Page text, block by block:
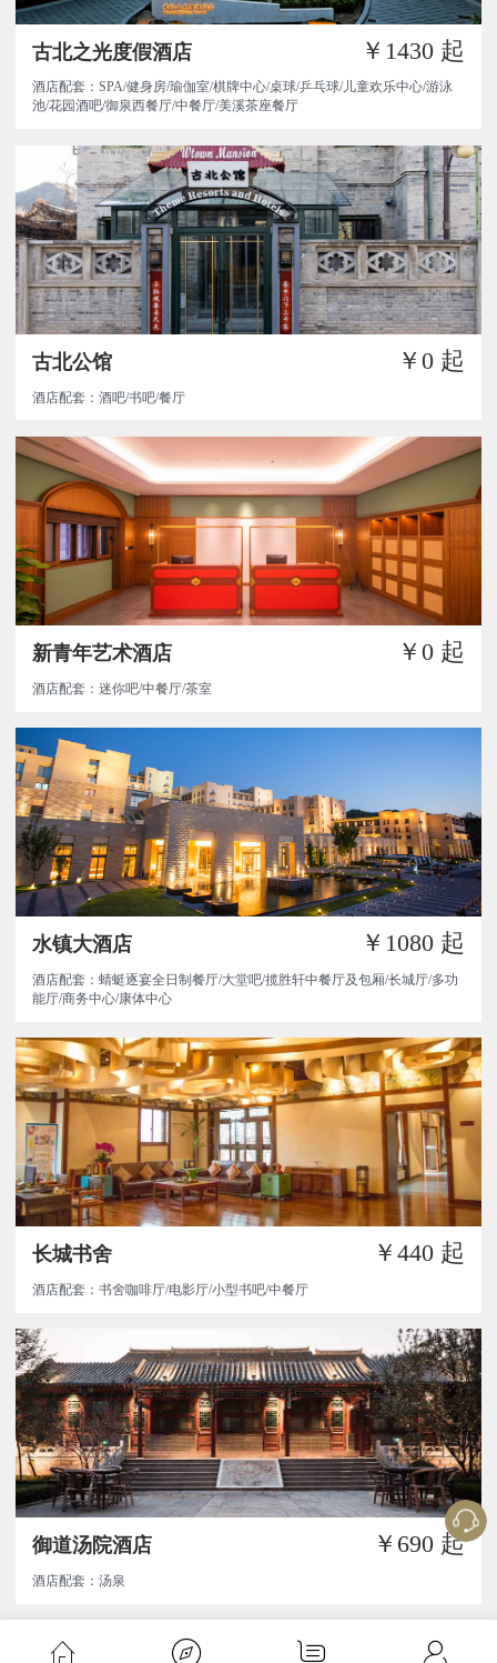
古北之光度假酒店 ￥1430 起
酒店配套：SPA/健身房/瑜伽室/棋牌中心/桌球/乒乓球/儿童欢乐中心/游泳
池/花园酒吧/御泉西餐厅/中餐厅/美溪茶座餐厅
古北公馆 ￥0 起
酒店配套：酒吧/书吧/餐厅
新青年艺术酒店 ￥0 起
酒店配套：迷你吧/中餐厅/茶室
水镇大酒店 ￥1080 起
酒店配套：蜻蜓逐宴全日制餐厅/大堂吧/揽胜轩中餐厅及包厢/长城厅/多功
能厅/商务中心/康体中心
长城书舍 ￥440 起
酒店配套：书舍咖啡厅/电影厅/小型书吧/中餐厅
御道汤院酒店 ￥690 起
酒店配套：汤泉